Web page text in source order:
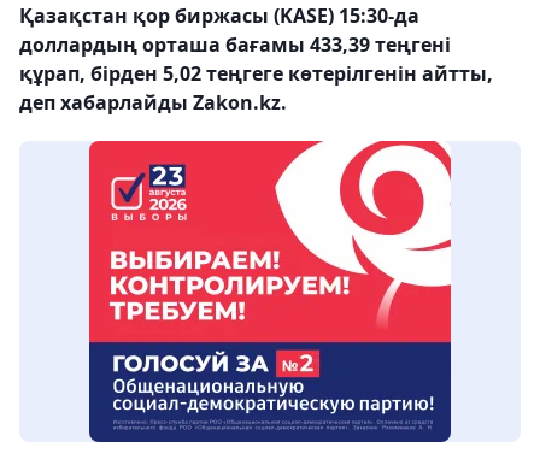
Қазақстан қор биржасы (KASE) 15:30-да
доллардың орташа бағамы 433,39 теңгені
құрап, бірден 5,02 теңгеге көтерілгенін айтты,
деп хабарлайды Zakon.kz.